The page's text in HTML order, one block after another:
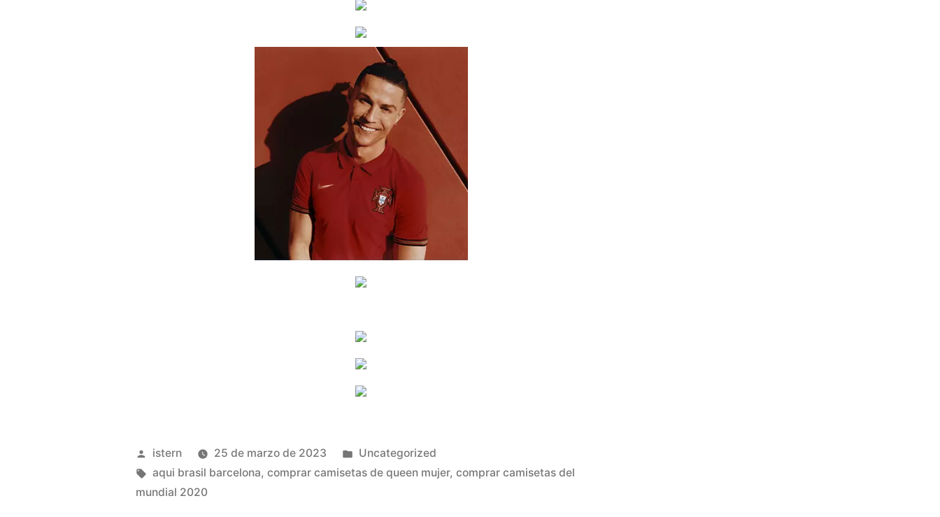
Publicado
por
istern 25 de marzo de 2023
Publicado
en
Uncategorized
Etiquetas:
aqui brasil barcelona,comprar camisetas de queen mujer,comprar camisetas del
mundial 2020